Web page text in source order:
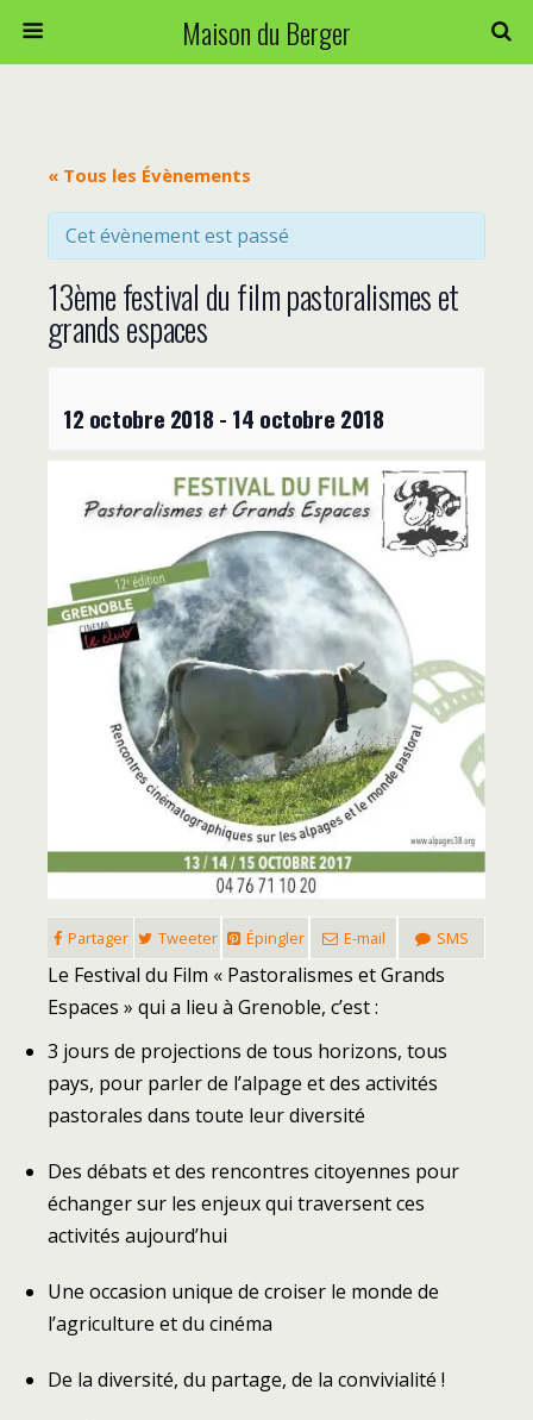
Maison du Berger
« Tous les Évènements
Cet évènement est passé
13ème festival du film pastoralismes et
grands espaces
12 octobre 2018 - 14 octobre 2018
Partager Tweeter Épingler E-mail SMS
Le Festival du Film « Pastoralismes et Grands
Espaces » qui a lieu à Grenoble, c’est :
3 jours de projections de tous horizons, tous
pays, pour parler de l’alpage et des activités
pastorales dans toute leur diversité
Des débats et des rencontres citoyennes pour
échanger sur les enjeux qui traversent ces
activités aujourd’hui
Une occasion unique de croiser le monde de
l’agriculture et du cinéma
De la diversité, du partage, de la convivialité !